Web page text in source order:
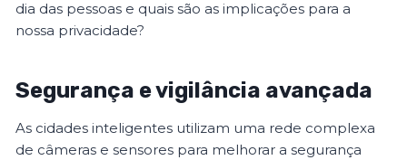
dia das pessoas e quais são as implicações para a
nossa privacidade?
Segurança e vigilância avançada
As cidades inteligentes utilizam uma rede complexa
de câmeras e sensores para melhorar a segurança